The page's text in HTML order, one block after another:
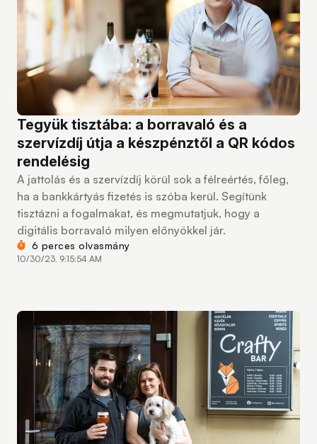
Tegyük tisztába: a borravaló és a
szervízdíj útja a készpénztől a QR kódos
rendelésig
A jattolás és a szervízdíj körül sok a félreértés, főleg,
ha a bankkártyás fizetés is szóba kerül. Segítünk
tisztázni a fogalmakat, és megmutatjuk, hogy a
digitális borravaló milyen előnyökkel jár.
6 perces olvasmány
10/30/23, 9:15:54 AM